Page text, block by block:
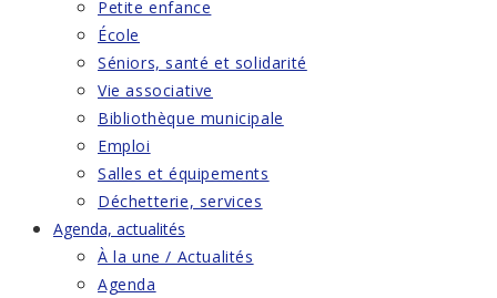
Petite enfance
École
Séniors, santé et solidarité
Vie associative
Bibliothèque municipale
Emploi
Salles et équipements
Déchetterie, services
Agenda, actualités
À la une / Actualités
Agenda